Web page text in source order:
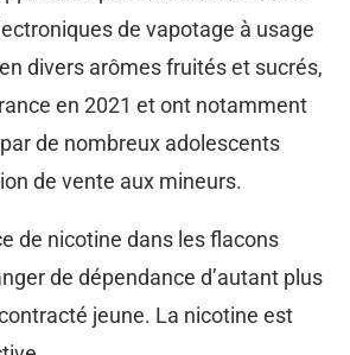
de vapotage à usage
divers arômes fruités et sucrés,
en 2021 et ont notamment
de nombreux adolescents
de vente aux mineurs.
de nicotine dans les flacons
de dépendance d’autant plus
jeune. La nicotine est